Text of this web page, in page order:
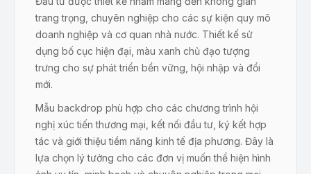
trang trọng, chuyên nghiệp cho các sự kiện quy mô
doanh nghiệp và cơ quan nhà nước. Thiết kế sử
dụng bố cục hiện đại, màu xanh chủ đạo tượng
trưng cho sự phát triển bền vững, hội nhập và đổi
mới.
Mẫu backdrop phù hợp cho các chương trình hội
nghị xúc tiến thương mại, kết nối đầu tư, ký kết hợp
tác và giới thiệu tiềm năng kinh tế địa phương. Đây là
lựa chọn lý tưởng cho các đơn vị muốn thể hiện hình